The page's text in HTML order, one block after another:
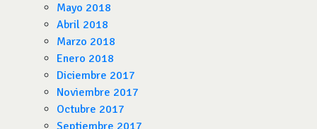
Mayo 2018
Abril 2018
Marzo 2018
Enero 2018
Diciembre 2017
Noviembre 2017
Octubre 2017
Septiembre 2017